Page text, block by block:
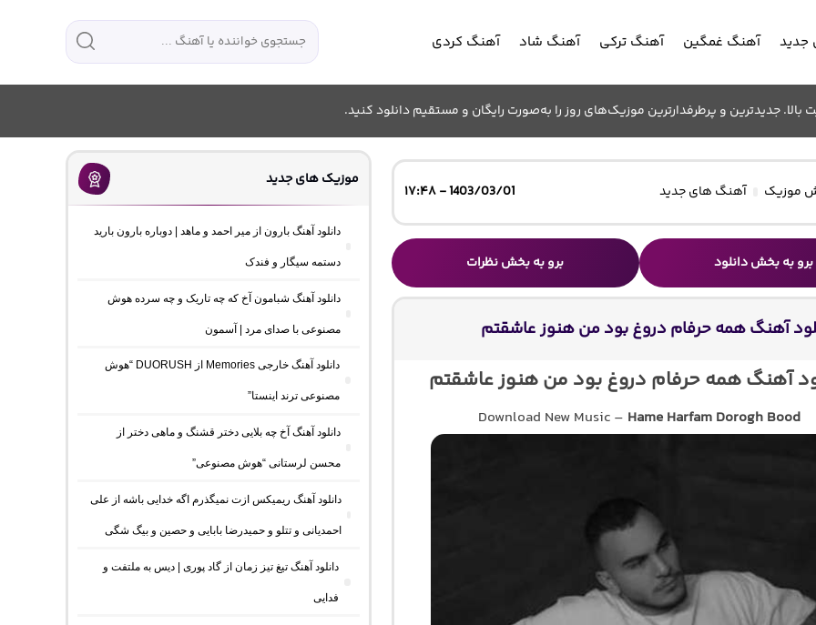
جدید آهنگ غمگین آهنگ ترکی آهنگ شاد آهنگ کردی
جدیدترین و پرطرفدارترین موزیک‌های روز را به‌صورت رایگان و مستقیم دانلود کنید.
موزیک آهنگ های جدید 1403/03/01 - ۱۷:۴۸
برو به بخش دانلود برو به بخش نظرات
آهنگ همه حرفام دروغ بود من هنوز عاشقتم
آهنگ همه حرفام دروغ بود من هنوز عاشقتم
Download New Music – Hame Harfam Dorogh Bood
موزیک های جدید
دانلود آهنگ بارون از میر احمد و ماهد | دوباره بارون بارید
دستمه سیگار و فندک
دانلود آهنگ شبامون آخ که چه تاریک و چه سرده هوش
مصنوعی با صدای مرد | آسمون
دانلود آهنگ خارجی Memories از DUORUSH “هوش
مصنوعی ترند اینستا”
دانلود آهنگ آخ چه بلایی دختر قشنگ و ماهی دختر از
محسن لرستانی “هوش مصنوعی”
دانلود آهنگ ریمیکس ازت نمیگذرم اگه خدایی باشه از علی
احمدیانی و تتلو و حمیدرضا بابایی و حصین و بیگ شگی
دانلود آهنگ تیغ تیز زمان از گاد پوری | دیس به ملتفت و
فدایی